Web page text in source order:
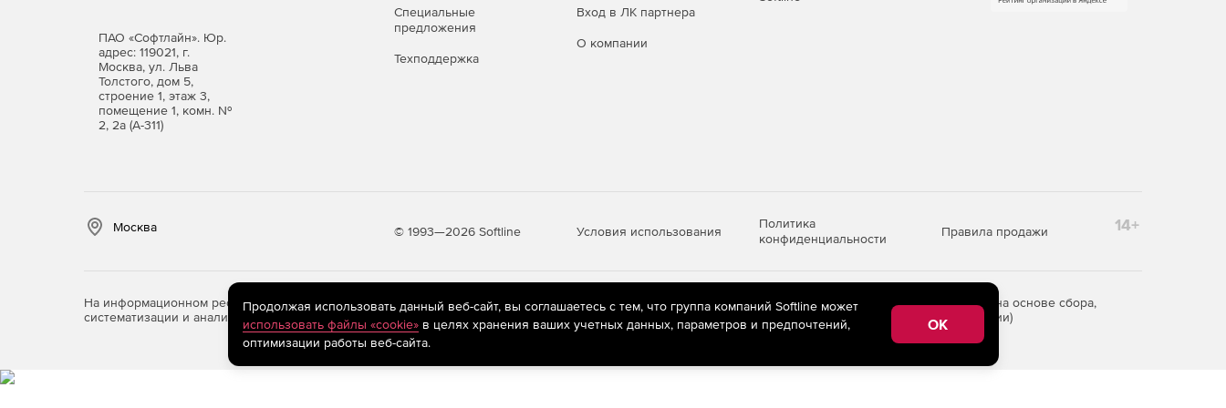
Установка сервера Кибер Файлов на отечественные ОС Linux: Astra Linux Special Edition, Альт Сервер,
РЕД ОС Муром.
Вхождение в Реестр российского ПО – актуально для государственных структур и компаний с
повышенными требованиями к локализации решений.
функциональностью и сложностью администрирования.
обеспечивает отказоустойчивость, интеграцию в существующую ИТ‑инфраструктуру, соответствие
нормативным требованиям и премиальную поддержку.
Государственные структуры.Полностью соответствует требованиям к работе в закрытом контуре:
локальное развертывание, отсутствие публичных облаков, поддержка российских ОС и ПО,
ПАО «Софтлайн». Юр.
адрес: 119021, г.
Москва, ул. Льва
Толстого, дом 5,
строение 1, этаж 3,
помещение 1, комн. №
2, 2а (А-311)
Специальные
предложения
Техподдержка
Вход в ЛК партнера
О компании
Москва © 1993—2026 Softline Условия использования
Политика
конфиденциальности
Правила продажи 14+
На информационном ресурсе store.softline.ru применяютсярекомендательные технологии(информационные технологии предоставления информации на основе сбора,
систематизации и анализа сведений, относящихся к предпочтениям пользователей сети «Интернет», находящихся на территории Российской Федерации)
Продолжая использовать данный веб-сайт, вы соглашаетесь с тем, что группа компаний Softline может
использовать файлы «cookie»в целях хранения ваших учетных данных, параметров и предпочтений,
оптимизации работы веб-сайта.
OK